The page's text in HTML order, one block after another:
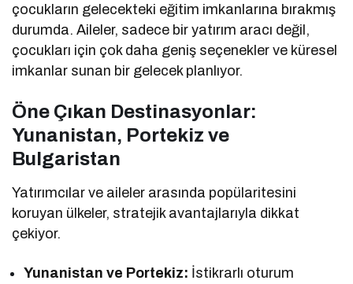
çocukların gelecekteki eğitim imkanlarına bırakmış
durumda. Aileler, sadece bir yatırım aracı değil,
çocukları için çok daha geniş seçenekler ve küresel
imkanlar sunan bir gelecek planlıyor.
Öne Çıkan Destinasyonlar:
Yunanistan, Portekiz ve
Bulgaristan
Yatırımcılar ve aileler arasında popülaritesini
koruyan ülkeler, stratejik avantajlarıyla dikkat
çekiyor.
Yunanistan ve Portekiz: İstikrarlı oturum